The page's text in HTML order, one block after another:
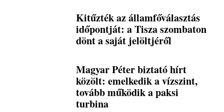
Kitűzték az államfőválasztás
időpontját: a Tisza szombaton
dönt a saját jelöltjéről
Magyar Péter biztató hírt
közölt: emelkedik a vízszint,
tovább működik a paksi
turbina